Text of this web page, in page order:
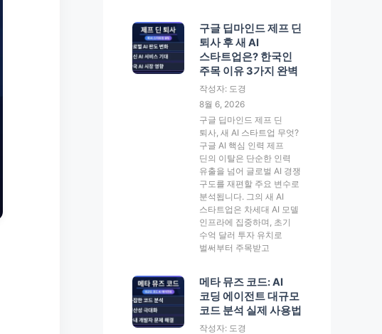
구글 딥마인드 제프 딘
퇴사 후 새 AI
스타트업은? 한국인
주목 이유 3가지 완벽
작성자: 도경
8월 6, 2026
구글 딥마인드 제프 딘
퇴사, 새 AI 스타트업 무엇?
구글 AI 핵심 인력 제프
딘의 이탈은 단순한 인력
유출을 넘어 글로벌 AI 경쟁
구도를 재편할 주요 변수로
분석됩니다. 그의 새 AI
스타트업은 차세대 AI 모델
인프라에 집중하며, 초기
수억 달러 투자 유치로
벌써부터 주목받고
메타 뮤즈 코드: AI
코딩 에이전트 대규모
코드 분석 실제 사용법
작성자: 도경